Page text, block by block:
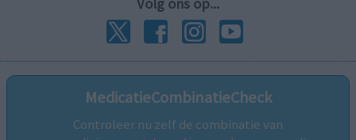
MedicatieCombinatieCheck
Controleer nu zelf de combinatie van